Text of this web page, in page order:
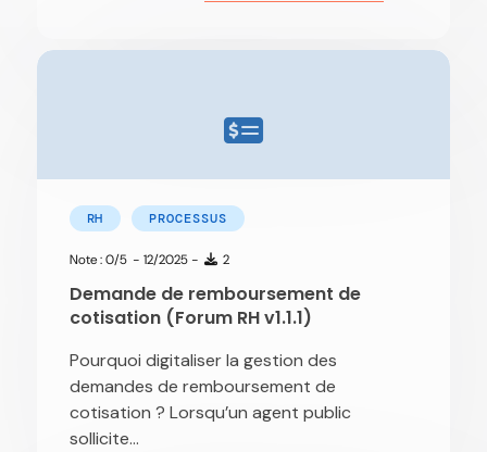
RH PROCESSUS
Note : 0/5 - 12/2025 - 2
Demande de remboursement de
cotisation (Forum RH v1.1.1)
Pourquoi digitaliser la gestion des
demandes de remboursement de
cotisation ? Lorsqu’un agent public
sollicite...